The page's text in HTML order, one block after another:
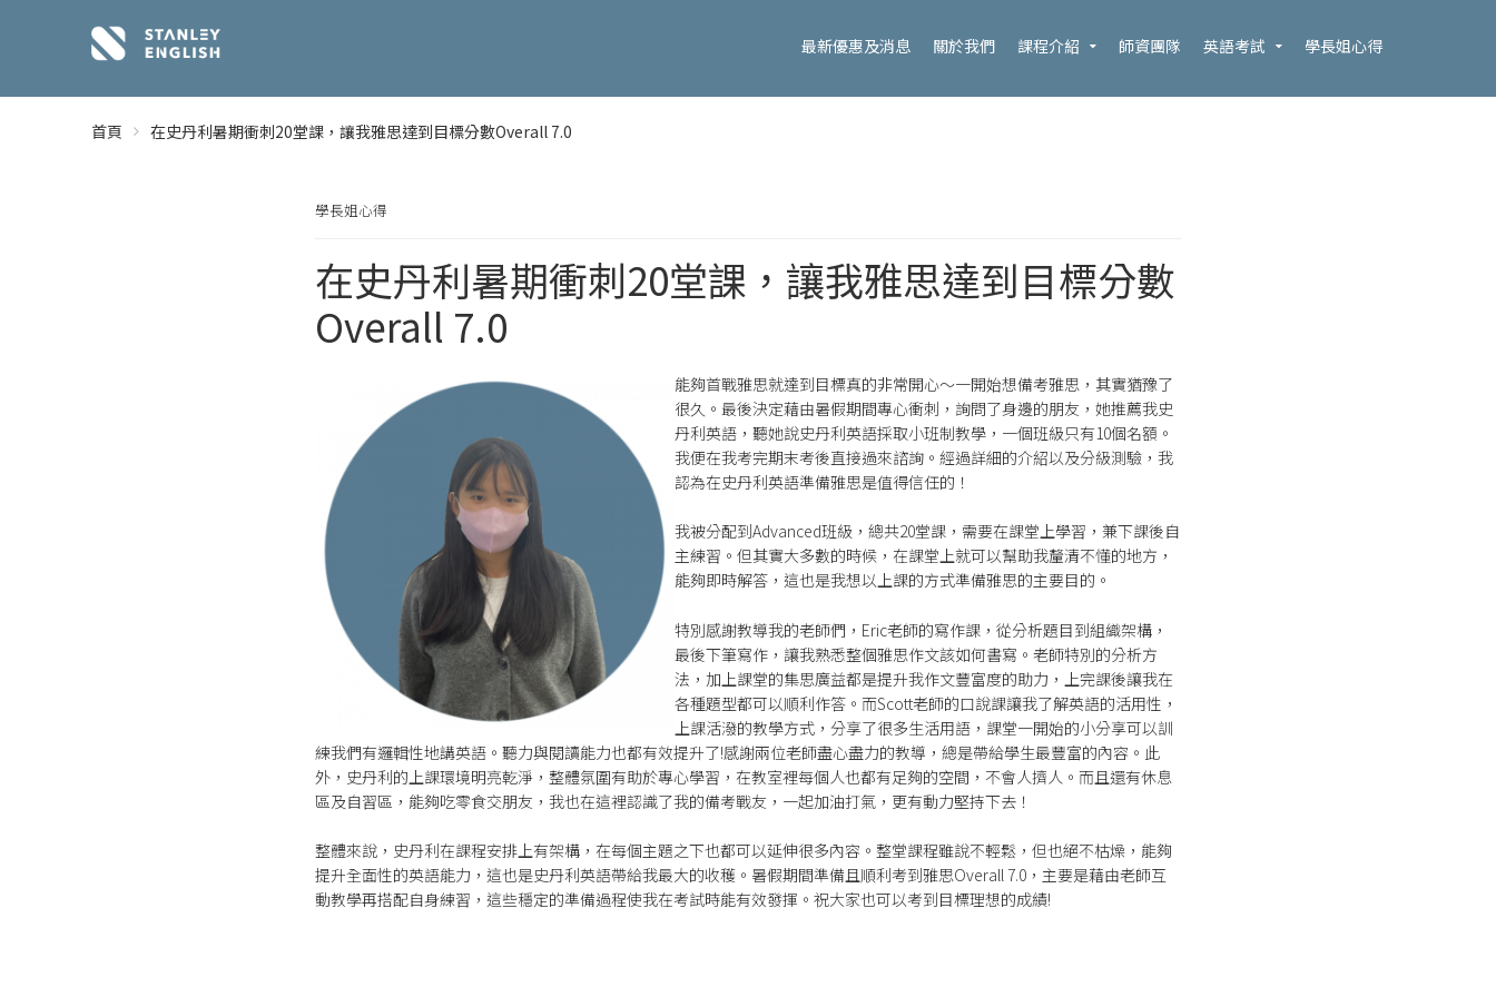
最新優惠及消息 關於我們 課程介紹 師資團隊 英語考試 學長姐心得
首頁 在史丹利暑期衝刺20堂課，讓我雅思達到目標分數Overall 7.0
學長姐心得
在史丹利暑期衝刺20堂課，讓我雅思達到目標分數
Overall 7.0
能夠首戰雅思就達到目標真的非常開心～一開始想備考雅思，其實猶豫了
很久。最後決定藉由暑假期間專心衝刺，詢問了身邊的朋友，她推薦我史
丹利英語，聽她說史丹利英語採取小班制教學，一個班級只有10個名額。
我便在我考完期末考後直接過來諮詢。經過詳細的介紹以及分級測驗，我
認為在史丹利英語準備雅思是值得信任的！
我被分配到Advanced班級，總共20堂課，需要在課堂上學習，兼下課後自
主練習。但其實大多數的時候，在課堂上就可以幫助我釐清不懂的地方，
能夠即時解答，這也是我想以上課的方式準備雅思的主要目的。
特別感謝教導我的老師們，Eric老師的寫作課，從分析題目到組織架構，
最後下筆寫作，讓我熟悉整個雅思作文該如何書寫。老師特別的分析方
法，加上課堂的集思廣益都是提升我作文豐富度的助力，上完課後讓我在
各種題型都可以順利作答。而Scott老師的口說課讓我了解英語的活用性，
上課活潑的教學方式，分享了很多生活用語，課堂一開始的小分享可以訓
練我們有邏輯性地講英語。聽力與閱讀能力也都有效提升了!感謝兩位老師盡心盡力的教導，總是帶給學生最豐富的內容。此
外，史丹利的上課環境明亮乾淨，整體氛圍有助於專心學習，在教室裡每個人也都有足夠的空間，不會人擠人。而且還有休息
區及自習區，能夠吃零食交朋友，我也在這裡認識了我的備考戰友，一起加油打氣，更有動力堅持下去！
整體來說，史丹利在課程安排上有架構，在每個主題之下也都可以延伸很多內容。整堂課程雖說不輕鬆，但也絕不枯燥，能夠
提升全面性的英語能力，這也是史丹利英語帶給我最大的收穫。暑假期間準備且順利考到雅思Overall 7.0，主要是藉由老師互
動教學再搭配自身練習，這些穩定的準備過程使我在考試時能有效發揮。祝大家也可以考到目標理想的成績!